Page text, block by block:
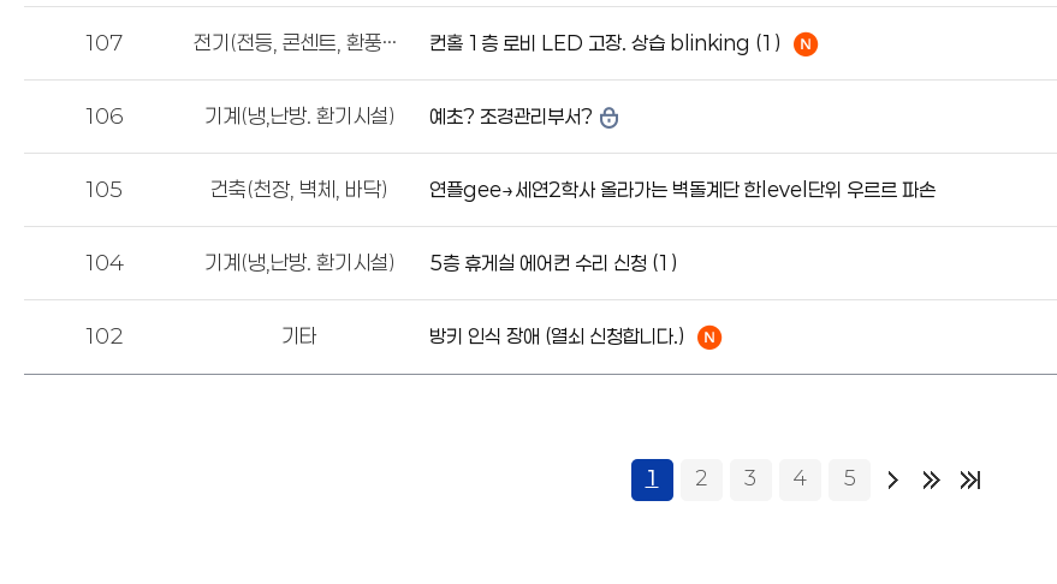
107 전기(전등, 콘센트, 환풍기) 컨홀 1층 로비 LED 고장. 상습 blinking (1)
106 기계(냉,난방. 환기시설) 예초? 조경관리부서?
105 건축(천장, 벽체, 바닥) 연플gee→세연2학사 올라가는 벽돌계단 한level단위 우르르 파손
104 기계(냉,난방. 환기시설) 5층 휴게실 에어컨 수리 신청 (1)
102 기타 방키 인식 장애 (열쇠 신청합니다.)
1 2 3 4 5